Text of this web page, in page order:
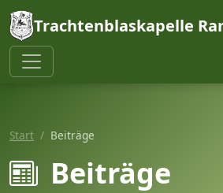
Trachtenblaskapelle
Start Beiträge
Beiträge